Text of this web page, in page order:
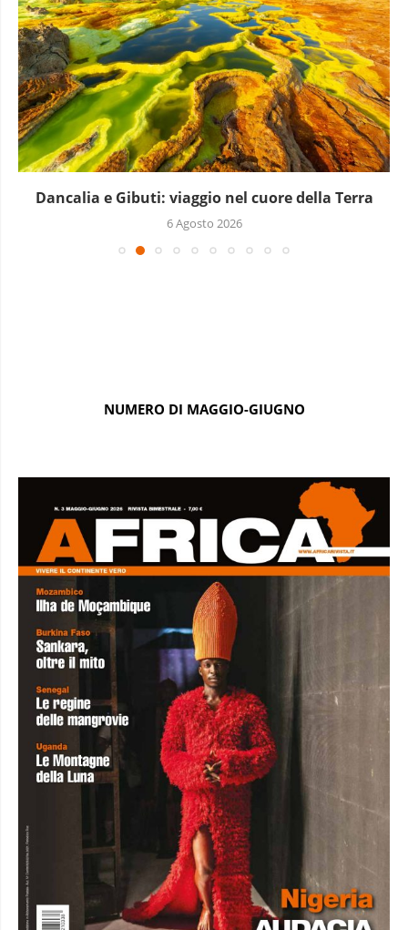
Dancalia e Gibuti: viaggio nel cuore della Terra
6 Agosto 2026
NUMERO DI MAGGIO-GIUGNO